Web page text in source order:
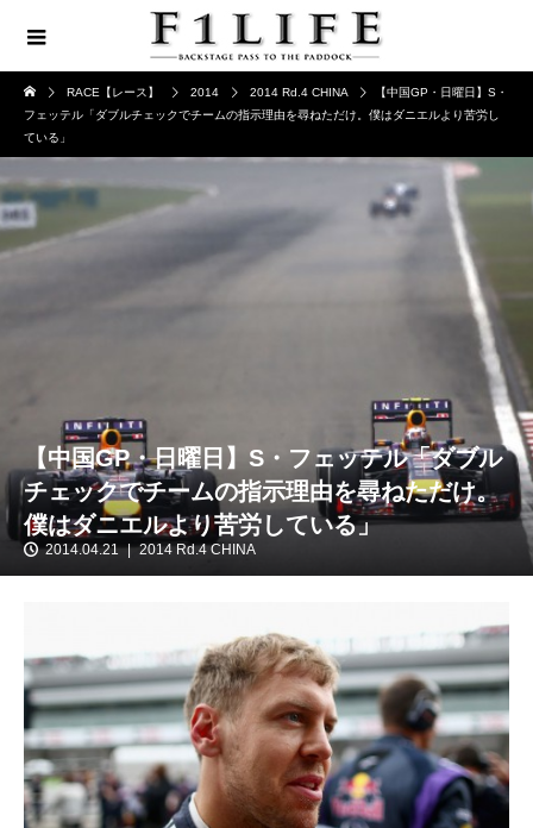
RACE【レース】 2014 2014 Rd.4 CHINA
【中国GP・日曜日】S・
フェッテル「ダブルチェックでチームの指示理由を尋ねただけ。僕はダニエルより苦労し
ている」
【中国GP・日曜日】S・フェッテル「ダブル
チェックでチームの指示理由を尋ねただけ。
僕はダニエルより苦労している」
2014.04.21 2014 Rd.4 CHINA